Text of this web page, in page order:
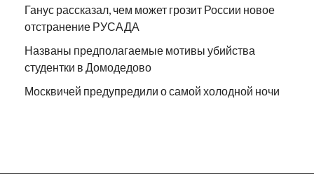
Ганус рассказал, чем может грозит России новое
отстранение РУСАДА
Названы предполагаемые мотивы убийства
студентки в Домодедово
Москвичей предупредили о самой холодной ночи